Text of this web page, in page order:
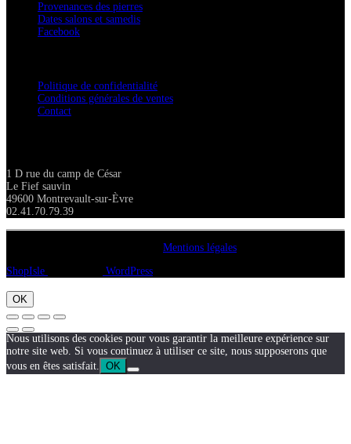
Provenances des pierres
Dates salons et samedis
Facebook
Politique de confidentialité
Conditions générales de ventes
Contact
1 D rue du camp de César
Le Fief sauvin
49600 Montrevault-sur-Èvre
02.41.70.79.39
Mentions légales
ShopIsle
WordPress
OK
Nous utilisons des cookies pour vous garantir la meilleure expérience sur
notre site web. Si vous continuez à utiliser ce site, nous supposerons que
vous en êtes satisfait.
OK